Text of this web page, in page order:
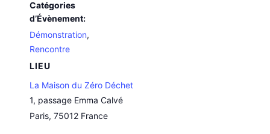
Catégories
d’Évènement:
Démonstration,
Rencontre
LIEU
La Maison du Zéro Déchet
1, passage Emma Calvé
Paris, 75012 France